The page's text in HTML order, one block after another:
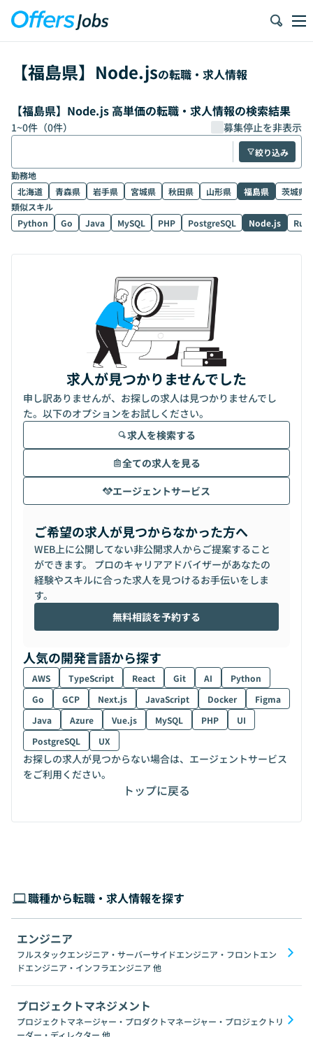
【福島県】 Node.jsの転職・求人情報
【福島県】Node.js 高単価の転職・求人情報の検索結果
1~0件（0件） 募集停止を非表示
絞り込み
勤務地
北海道
青森県 岩手県 宮城県 秋田県 山形県 福島県
茨城県
類似スキル
Python
Go Java MySQL PHP PostgreSQL Node.js
求人が見つかりませんでした
申し訳ありませんが、お探しの求人は見つかりませんでし
た。以下のオプションをお試しください。
求人を検索する
全ての求人を見る
エージェントサービス
ご希望の求人が見つからなかった方へ
WEB上に公開してない非公開求人からご提案すること
ができます。 プロのキャリアアドバイザーがあなたの
経験やスキルに合った求人を見つけるお手伝いをしま
す。
無料相談を予約する
人気の開発言語から探す
AWS TypeScript React Git AI
Python
Go
GCP Next.js JavaScript Docker
Figma
Java
Azure Vue.js MySQL PHP
UI
PostgreSQL
UX
お探しの求人が見つからない場合は、エージェントサービス
をご利用ください。
トップに戻る
職種から転職・求人情報を探す
エンジニア
フルスタックエンジニア・サーバーサイドエンジニア・フロントエン
ドエンジニア・インフラエンジニア 他
プロジェクトマネジメント
プロジェクトマネージャー・プロダクトマネージャー・プロジェクトリ